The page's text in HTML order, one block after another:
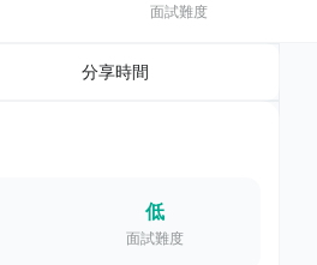
面試難度
低
面試難度